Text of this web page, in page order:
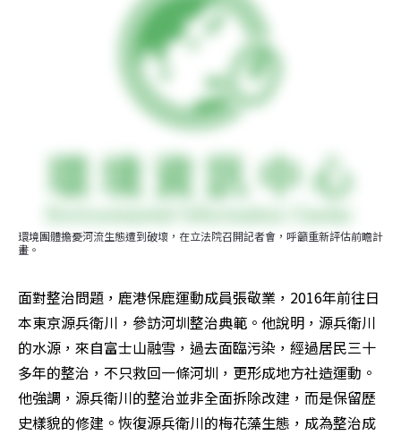
環境團體擔憂河流生態遭到破壞，在立法院召開記者會，呼籲重新評估前瞻計
畫。
面對整治問題，鹿港保鹿運動成員張敬業，2016年前往日
本東京源兵衛川，參訪河圳整治典範。他說明，源兵衛川
的水源，來自富士山融雪，過去面臨污染，經過居民三十
多年的整治，不只救回一條河圳，更形成地方社造運動。
他強調，源兵衛川的整治並非全面拆除改建，而是保留歷
史樣貌的修建。恢復源兵衛川的梅花藻生態，成為整治成